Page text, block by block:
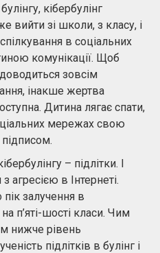
кібербулінг
вийти зі школи, з класу, і
в соціальних
комунікації. Щоб
зовсім
інакше жертва
Дитина лягає спати,
мережах свою
– підлітки. І
агресією в Інтернеті.
залучення в
п’яті-шості класи. Чим
нижче рівень
підлітків в булінг і